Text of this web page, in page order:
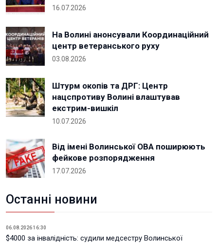
16.07.2026
На Волині анонсували Координаційний
центр ветеранського руху
03.08.2026
Штурм окопів та ДРГ: Центр
нацспротиву Волині влаштував
екстрим-вишкіл
10.07.2026
Від імені Волинської ОВА поширюють
фейкове розпорядження
17.07.2026
Останні новини
06.08.2026 16:30
$4000 за інвалідність: судили медсестру Волинської